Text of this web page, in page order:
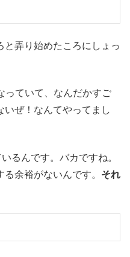
と弄り始めたころにしょっ
っていて、なんだかすご
いぜ！なんてやってまし
るんです。バカですね。
余裕がないんです。 それ